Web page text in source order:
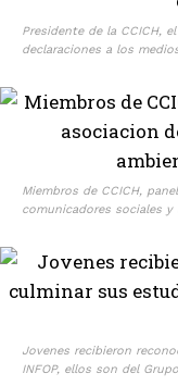
Presidente de la CCICH,
declaraciones a los
Miembros de CCICH,
comunicadores sociales
Jovenes recibieron
INFOP, ellos son del